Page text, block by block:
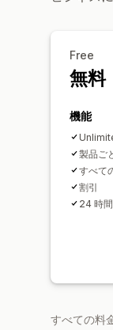
Free
無料
機能
製品ご
すべて
割引
24 時
すべての料